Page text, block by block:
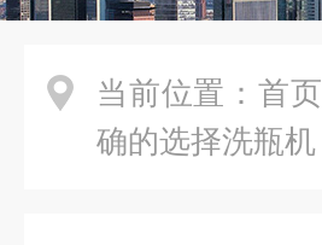
当前位置： 首页
确的选择洗瓶机